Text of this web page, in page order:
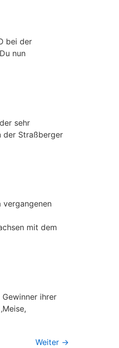
bei der
nun
sehr
der Straßberger
vergangenen
mit dem
ihrer
Weiter →